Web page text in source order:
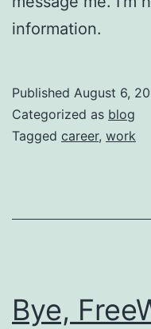
information.
Published August 6,
Categorized as blog
Tagged career, work
Bye,